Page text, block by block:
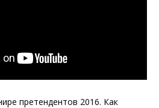
претендентов 2016. Как